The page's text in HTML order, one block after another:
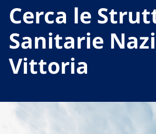
Cerca le
Sanitarie
Vittoria